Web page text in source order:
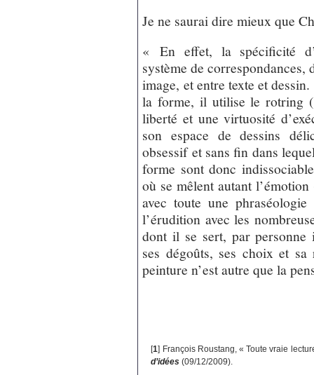
Je ne saurai dire mieux que
« En effet, la spécificité
système de
image, et entre texte et
la forme, il utilise le rotring
liberté et une virtuosité
son espace de dessins
obsessif et sans fin dans
forme sont donc
où se mêlent autant
avec toute une
l’érudition avec les
dont il se sert, par personne
ses dégoûts, ses choix et
peinture n’est autre que la
[1] François Roustang, « Toute vraie
d’idées (09/12/2009).